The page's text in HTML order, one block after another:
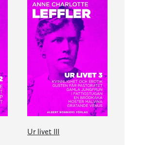
Ur livet III